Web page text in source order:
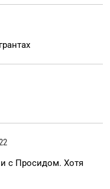
и с Просидом. Хотя